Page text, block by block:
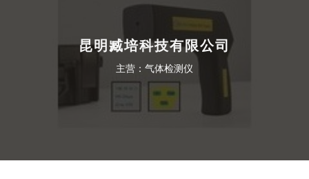
昆明臧培科技有限公司
主营：气体检测仪